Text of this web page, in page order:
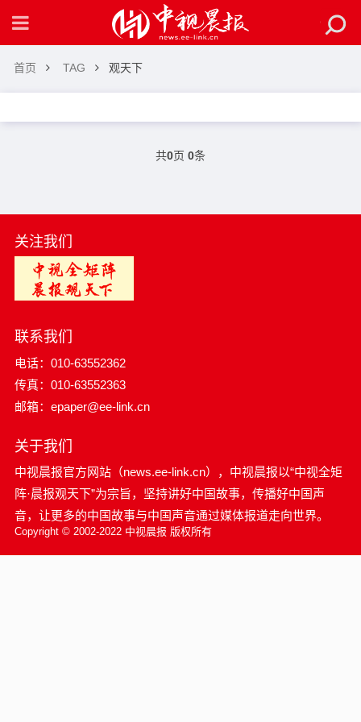
首页 TAG 观天下
共0页 0条
关注我们
联系我们
电话：010-63552362
传真：010-63552363
邮箱：epaper@ee-link.cn
关于我们
中视晨报官方网站（news.ee-link.cn），中视晨报以“中视全矩
阵·晨报观天下”为宗旨，坚持讲好中国故事，传播好中国声
音，让更多的中国故事与中国声音通过媒体报道走向世界。
Copyright © 2002-2022 中视晨报 版权所有